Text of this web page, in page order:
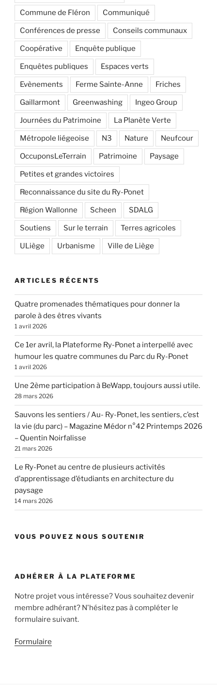
Commune de Fléron Communiqué
Conférences de presse Conseils communaux
Coopérative Enquête publique
Enquêtes publiques Espaces verts
Evènements Ferme Sainte-Anne Friches
Gaillarmont Greenwashing Ingeo Group
Journées du Patrimoine La Planète Verte
Métropole liégeoise N3 Nature Neufcour
OccuponsLeTerrain Patrimoine Paysage
Petites et grandes victoires
Reconnaissance du site du Ry-Ponet
Région Wallonne Scheen SDALG
Soutiens Sur le terrain Terres agricoles
ULiège Urbanisme Ville de Liège
ARTICLES RÉCENTS
Quatre promenades thématiques pour donner la
parole à des êtres vivants
1 avril 2026
Ce 1er avril, la Plateforme Ry-Ponet a interpellé avec
humour les quatre communes du Parc du Ry-Ponet
1 avril 2026
Une 2ème participation à BeWapp, toujours aussi utile.
28 mars 2026
Sauvons les sentiers / Au- Ry-Ponet, les sentiers, c’est
la vie (du parc) – Magazine Médor n°42 Printemps 2026
– Quentin Noirfalisse
21 mars 2026
Le Ry-Ponet au centre de plusieurs activités
d’apprentissage d’étudiants en architecture du
paysage
14 mars 2026
VOUS POUVEZ NOUS SOUTENIR
ADHÉRER À LA PLATEFORME
Notre projet vous intéresse? Vous souhaitez devenir
membre adhérant? N'hésitez pas à compléter le
formulaire suivant.
Formulaire